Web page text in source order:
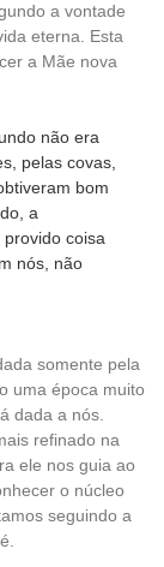
a vontade
eterna. Esta
a Mãe nova
não era
pelas covas,
bom
a
coisa
nós, não
somente pela
uma época muito
dada a nós.
refinado na
ele nos guia ao
o núcleo
seguindo a